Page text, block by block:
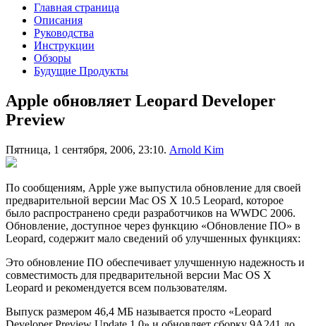
Главная страница
Описания
Руководства
Инструкции
Обзоры
Будущие Продукты
Apple обновляет Leopard Developer
Preview
Пятница, 1 сентября, 2006, 23:10. Arnold Kim
По сообщениям, Apple уже выпустила обновление для своей
предварительной версии Mac OS X 10.5 Leopard, которое
было распространено среди разработчиков на WWDC 2006.
Обновление, доступное через функцию «Обновление ПО» в
Leopard, содержит мало сведений об улучшенных функциях:
Это обновление ПО обеспечивает улучшенную надежность и
совместимость для предварительной версии Mac OS X
Leopard и рекомендуется всем пользователям.
Выпуск размером 46,4 МБ называется просто «Leopard